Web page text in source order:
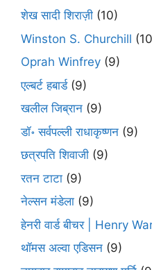
शेख सादी शिराज़ी (10)
Winston S. Churchill
Oprah Winfrey (9)
एल्बर्ट हबार्ड(9)
खलील जिब्रान (9)
डॉ॰ सर्वपल्ली राधाकृष्णन (9)
छत्रपति शिवाजी (9)
रतन टाटा (9)
नेल्सन मंडेला (9)
हेनरी वार्ड बीचर | Henry
थॉमस अल्वा एडिसन (9)